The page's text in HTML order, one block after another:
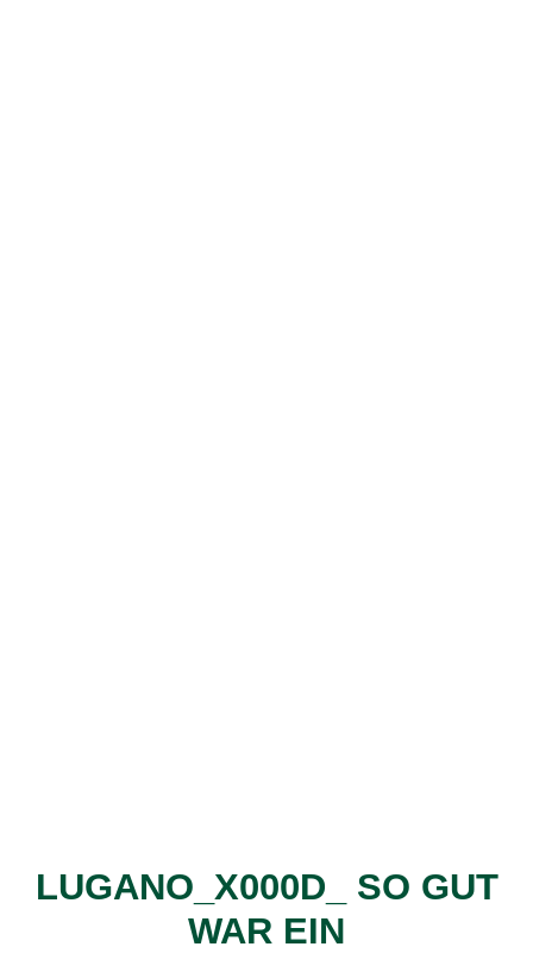
LUGANO_X000D_ SO GUT
WAR EIN